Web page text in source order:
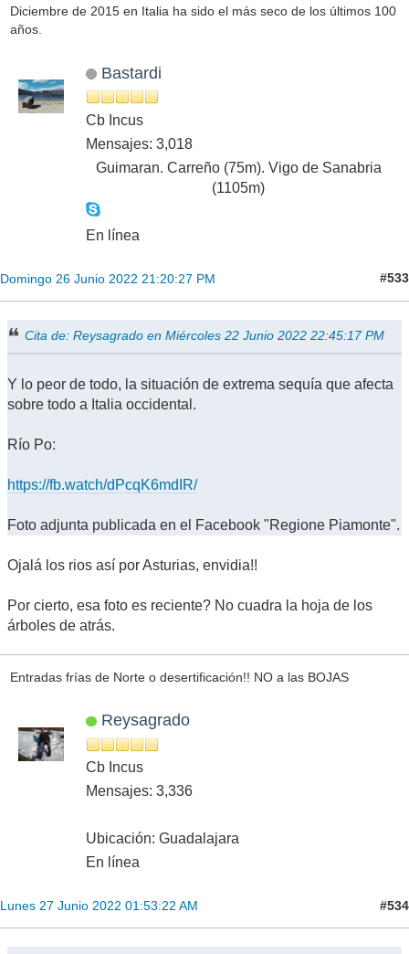
Diciembre de 2015 en Italia ha sido el más seco de los últimos 100
años.
Bastardi
Cb Incus
Mensajes: 3,018
Guimaran. Carreño (75m). Vigo de Sanabria
(1105m)
En línea
Domingo 26 Junio 2022 21:20:27 PM #533
Cita de: Reysagrado en Miércoles 22 Junio 2022 22:45:17 PM
Y lo peor de todo, la situación de extrema sequía que afecta
sobre todo a Italia occidental.
Río Po:
https://fb.watch/dPcqK6mdIR/
Foto adjunta publicada en el Facebook "Regione Piamonte".
Ojalá los rios así por Asturias, envidia!!
Por cierto, esa foto es reciente? No cuadra la hoja de los
árboles de atrás.
Entradas frías de Norte o desertificación!! NO a las BOJAS
Reysagrado
Cb Incus
Mensajes: 3,336
Ubicación: Guadalajara
En línea
Lunes 27 Junio 2022 01:53:22 AM #534